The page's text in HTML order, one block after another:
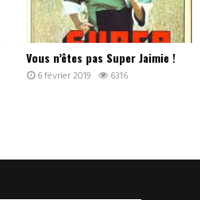
Vous n’êtes pas Super Jaimie !
6 février 2019 6316